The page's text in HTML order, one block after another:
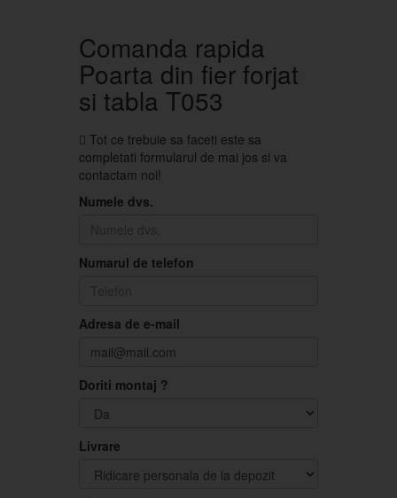
Comanda rapida
Poarta din fier forjat
si tabla T053
Tot ce trebuie sa faceti este sa
completati formularul de mai jos si va
contactam noi!
Numele dvs.
Numarul de telefon
Adresa de e-mail
Doriti montaj ?
Livrare